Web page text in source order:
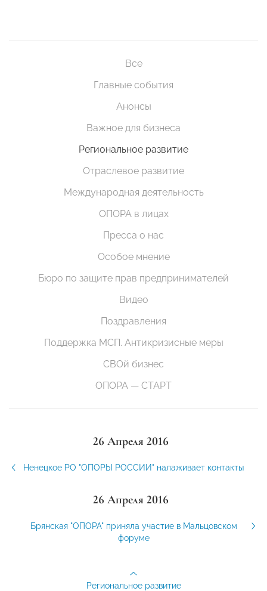
Все
Главные события
Анонсы
Важное для бизнеса
Региональное развитие
Отраслевое развитие
Международная деятельность
ОПОРА в лицах
Пресса о нас
Особое мнение
Бюро по защите прав предпринимателей
Видео
Поздравления
Поддержка МСП. Антикризисные меры
СВОй бизнес
ОПОРА — СТАРТ
26 Апреля 2016
Ненецкое РО "ОПОРЫ РОССИИ" налаживает контакты
26 Апреля 2016
Брянская "ОПОРА" приняла участие в Мальцовском
форуме
Региональное развитие